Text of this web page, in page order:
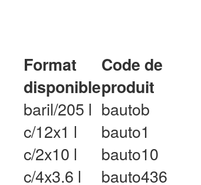
Format
disponible
Code de
produit
baril/205 l bautob
c/12x1 l
bauto1
c/2x10 l
bauto10
c/4x3.6 l
bauto436